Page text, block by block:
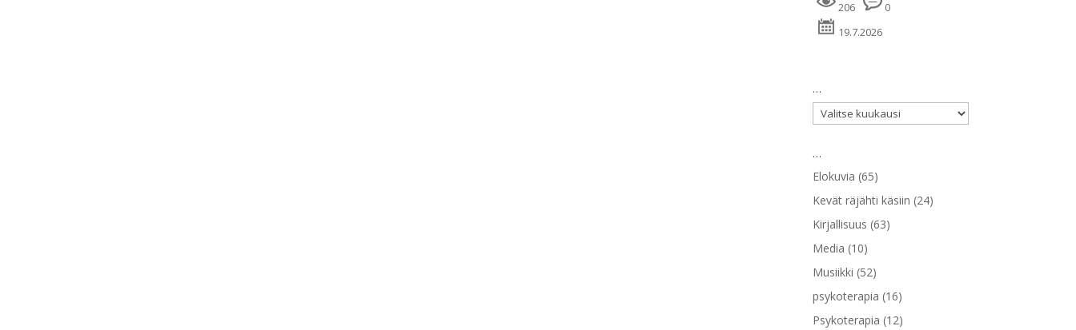
206
0
19.7.2026
…
…
…
Elokuvia (65)
Kevät räjähti käsiin (24)
Kirjallisuus (63)
Media (10)
Musiikki (52)
psykoterapia (16)
Psykoterapia (12)